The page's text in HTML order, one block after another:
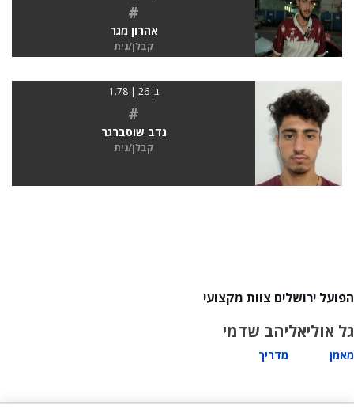
#
אהרון מגר
קבלן/נית
בן 26 | 1.78
#
נדב שוסברגר
קבלן/נית
הפועל ירושלים צוות מקצועי
גל אוליאל
מאמן
יהב שדמי
מדריך